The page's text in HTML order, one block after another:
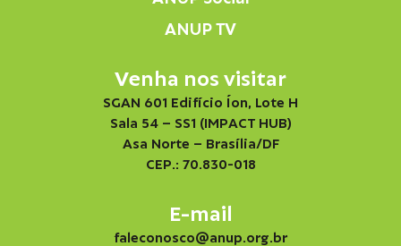
ANUP TV
Venha nos visitar
SGAN 601 Edifício Íon, Lote H
Sala 54 – SS1 (IMPACT HUB)
Asa Norte – Brasília/DF
CEP.: 70.830-018
E-mail
faleconosco@anup.org.br